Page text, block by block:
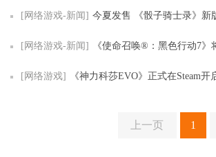
[网络游戏-新闻] 今夏发售 《骰子骑士录》新
[网络游戏-新闻] 《使命召唤®：黑色行动7》将于
[网络游戏] 《神力科莎EVO》正式在Steam开
上一页 1